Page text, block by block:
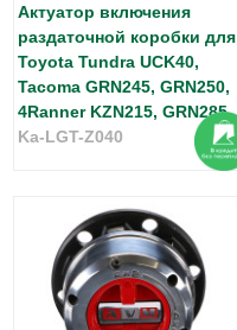
Актуатор включения
раздаточной коробки для
Toyota Tundra UCK40,
Tacoma GRN245, GRN250,
4Ranner KZN215, GRN285
Ka-LGT-Z040